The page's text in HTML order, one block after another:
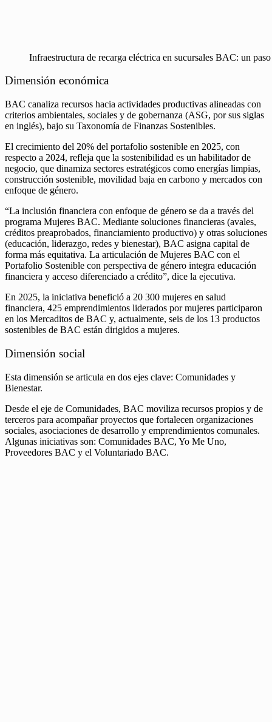
Infraestructura de recarga eléctrica en sucursales BAC: un
Dimensión económica
BAC canaliza recursos hacia actividades productivas alineadas con
criterios ambientales, sociales y de gobernanza (ASG, por sus siglas
en inglés), bajo su Taxonomía de Finanzas Sostenibles.
El crecimiento del 20% del portafolio sostenible en 2025, con
respecto a 2024, refleja que la sostenibilidad es un habilitador de
negocio, que dinamiza sectores estratégicos como energías limpias,
construcción sostenible, movilidad baja en carbono y mercados con
enfoque de género.
“La inclusión financiera con enfoque de género se da a través del
programa Mujeres BAC. Mediante soluciones financieras (avales,
créditos preaprobados, financiamiento productivo) y otras soluciones
(educación, liderazgo, redes y bienestar), BAC asigna capital de
forma más equitativa. La articulación de Mujeres BAC con el
Portafolio Sostenible con perspectiva de género integra educación
financiera y acceso diferenciado a crédito”, dice la ejecutiva.
En 2025, la iniciativa benefició a 20 300 mujeres en salud
financiera, 425 emprendimientos liderados por mujeres participaron
en los Mercaditos de BAC y, actualmente, seis de los 13 productos
sostenibles de BAC están dirigidos a mujeres.
Dimensión social
Esta dimensión se articula en dos ejes clave: Comunidades y
Bienestar.
Desde el eje de Comunidades, BAC moviliza recursos propios y de
terceros para acompañar proyectos que fortalecen organizaciones
sociales, asociaciones de desarrollo y emprendimientos comunales.
Algunas iniciativas son: Comunidades BAC, Yo Me Uno,
Proveedores BAC y el Voluntariado BAC.